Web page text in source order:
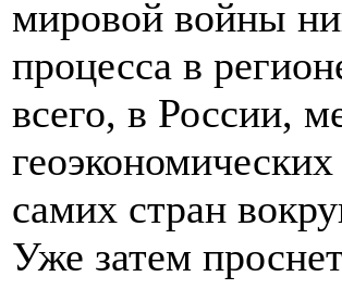
мировой войны
процесса в
всего, в России,
самих стран
Уже затем